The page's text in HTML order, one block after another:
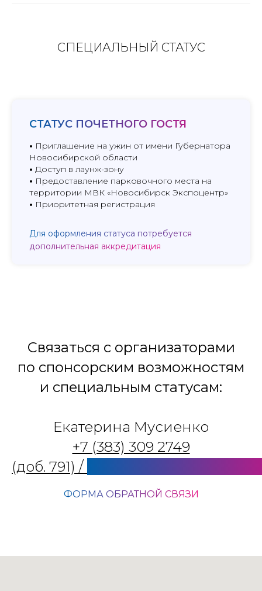
СПЕЦИАЛЬНЫЙ СТАТУС
СТАТУС ПОЧЕТНОГО ГОСТЯ
• Приглашение на ужин от имени Губернатора
Новосибирской области
• Доступ в лаунж-зону
• Предоставление парковочного места на
территории МВК «Новосибирск Экспоцентр»
• Приоритетная регистрация
Для оформления статуса потребуется
дополнительная аккредитация
Связаться с организаторами
по спонсорским возможностям
и специальным статусам:
Екатерина Мусиенко
+7 (383) 309 2749
(доб. 791) /
ФОРМА ОБРАТНОЙ СВЯЗИ